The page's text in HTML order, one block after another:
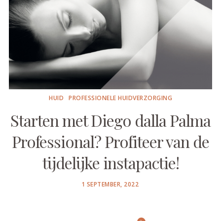
HUID PROFESSIONELE HUIDVERZORGING
Starten met Diego dalla Palma
Professional? Profiteer van de
tijdelijke instapactie!
POSTED
1 SEPTEMBER, 2022